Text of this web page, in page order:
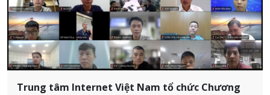
Trung tâm Internet Việt Nam tổ chức Chương